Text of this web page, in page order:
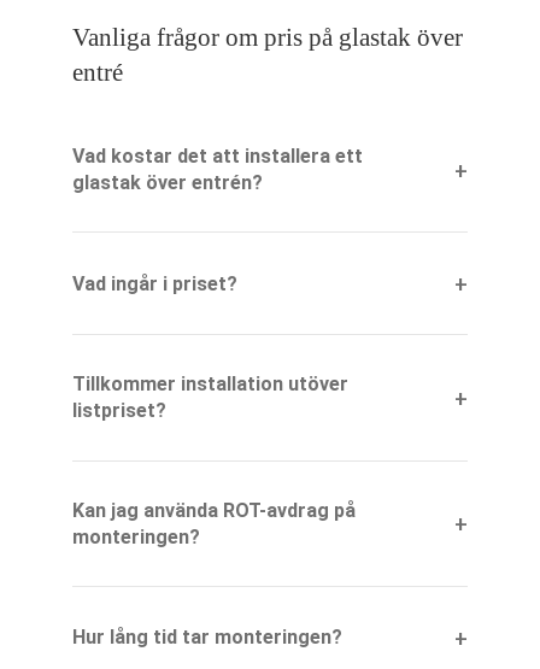
Vanliga frågor om pris på glastak över
entré
Vad kostar det att installera ett
glastak över entrén?
Vad ingår i priset?
Tillkommer installation utöver
listpriset?
Kan jag använda ROT-avdrag på
monteringen?
Hur lång tid tar monteringen?